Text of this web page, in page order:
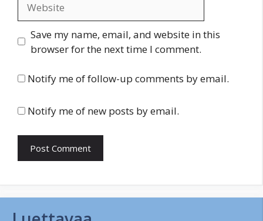
Save my name, email, and website in this
browser for the next time I comment.
Notify me of follow-up comments by email.
Notify me of new posts by email.